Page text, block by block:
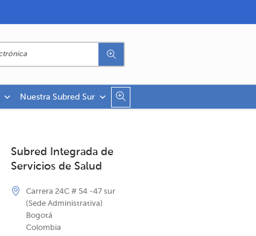
Nuestra Subred Sur
Subred Integrada de
Servicios de Salud
Carrera 24C # 54 -47 sur
(Sede Administrativa)
Bogotá
Colombia